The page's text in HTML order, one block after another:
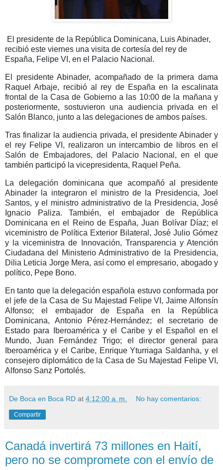
El presidente de la República Dominicana, Luis Abinader,
recibió este viernes una visita de cortesía del rey de
España, Felipe VI , en el Palacio Nacional.
El presidente Abinader, acompañado de la primera dama
Raquel Arbaje, recibió al rey de España en la escalinata
frontal de la Casa de Gobierno a las 10:00 de la mañana y
posteriormente, sostuvieron una audiencia privada en el
Salón Blanco, junto a las delegaciones de ambos países.
Tras finalizar la audiencia privada, el presidente Abinader y
el rey Felipe VI, realizaron un intercambio de libros en el
Salón de Embajadores, del Palacio Nacional, en el que
también participó la vicepresidenta, Raquel Peña.
La delegación dominicana que acompañó al presidente
Abinader la integraron el ministro de la Presidencia, Joel
Santos, y el ministro administrativo de la Presidencia, José
Ignacio Paliza. También, el embajador de República
Dominicana en el Reino de España, Juan Bolívar Díaz; el
viceministro de Política Exterior Bilateral, José Julio Gómez
y la viceministra de Innovación, Transparencia y Atención
Ciudadana del Ministerio Administrativo de la Presidencia,
Dilia Leticia Jorge Mera, así como el empresario, abogado y
político, Pepe Bono.
En tanto que la delegación española estuvo conformada por
el jefe de la Casa de Su Majestad Felipe VI, Jaime Alfonsín
Alfonso; el embajador de España en la República
Dominicana, Antonio Pérez-Hernández; el secretario de
Estado para Iberoamérica y el Caribe y el Español en el
Mundo, Juan Fernández Trigo; el director general para
Iberoamérica y el Caribe, Enrique Yturriaga Saldanha, y el
consejero diplomático de la Casa de Su Majestad Felipe VI,
Alfonso Sanz Portolés.
De Boca en Boca RD at 4:12:00 a. m. No hay comentarios:
Compartir
Canadá invertirá 73 millones en Haití,
pero no se compromete con el envío de